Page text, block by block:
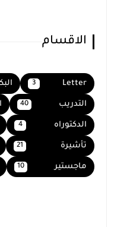
الاقسام
Letter
3
التدريب 40
الدكتوراه 4
تأشيرة 21
ماجستير 10